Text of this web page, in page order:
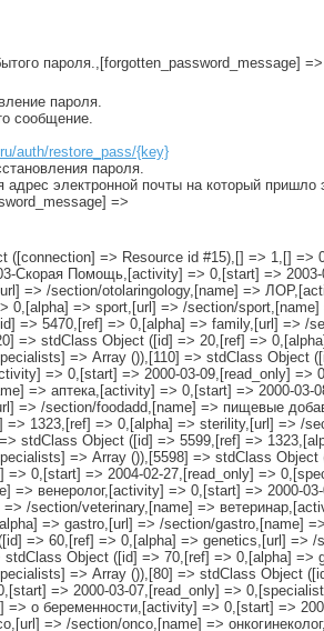
пароля.,[forgotten_password_message] =>
пароля.
сообщение.
auth/restore_pass/{key}
пароля.
электронной почты на который пришло
=>
=> stdClass Object ([id] => 80,[ref] => 0,[alpha] => gynecology,[url] => /section/gynecology,[name] => гинеколог,[activity] => 0,[start] => 2000-03-07,[read_only] => 0,[specialists] => Array ()),[1322] => stdClass Object ([id] => 1322,[ref] => 80,[alpha] => pregnancy,[url] => /section/pregnancy,[name] => о беременности,[activity] => 0,[start] => 2000-03-14,[read_only] => 0,[specialists] => Array ()),[5354] => stdClass Object ([id] => 5354,[ref] => 80,[alpha] => onco,[url] => /section/onco,[name] => онкогинеколог,[activity] => 0,[start] => 2000-11-28,[read_only] => 0,[specialists] => Array ()),[5485] => stdClass Object ([id] => 5485,[ref] => 80,[alpha] => contraception,[url] => /section/contraception,[name] => контрацепция,[activity] => 0,[start] => 2000-03-21,[read_only] => 0,[specialists] => Array ()),[90] => stdClass Object ([id] => 90,[ref] => 0,[alpha] => gomeo,[url] => /section/gomeo,[name] => гомеопат,[activity] => 0,[start] => 2000-04-25,[read_only] => 0,[specialists] => Array ()),[100] => stdClass Object ([id] => 100,[ref] => 0,[alpha] => dermatology,[url] => /section/dermatology,[name] => дерматолог,[activity] => 0,[start] => 2000-03-07,[read_only] => 0,[specialists] => Array ()),[1288] => stdClass Object ([id] => 1288,[ref] => 0,[alpha] => dietology,[url] => /section/dietology,[name] => диетолог,[activity] => 0,[start] => 2000-07-03,[read_only] => 0,[specialists] => Array ()),[120] => stdClass Object ([id] => 120,[ref] => 0,[alpha] => infection,[url] => /section/infection,[name] => инфекционист,[activity] => 0,[start] => 2000-03-07,[read_only] => 0,[specialists] => Array ()),[5613] => stdClass Object ([id] => 5613,[ref] => 120,[alpha] => spid,[url] => /section/spid,[name] => СПИД,[activity] => green,[start] => 2006-01-10,[read_only] => 0,[specialists] => Array ()),[5351] => stdClass Object ([id] => 5351,[ref] => 0,[alpha] => research,[url] => /section/research,[name] => лучевая диагностика,[activity] => 0,[start] => 2000-11-25,[read_only] => 0,[specialists] => Array ()),[5340] => stdClass Object ([id] => 5340,[ref] => 5351,[alpha] => histology,[url] => /section/histology,[name] => гистолог,[activity] => 0,[start] => 2000-11-16,[read_only] => 0,[specialists] => Array ()),[5601] => stdClass Object ([id] => 5601,[ref] => 0,[alpha] => invalidi,[url] => /section/invalidi,[name] => инвалиды,[activity] => 0,[start] => 2004-04-13,[read_only] => 0,[specialists] => Array ()),[140] => stdClass Object ([id] => 140,[ref] => 0,[alpha] => cardiology,[url] => /section/cardiology,[name] => кардиолог,[activity] => 0,[start] => 2000-03-08,[read_only] => 0,[specialists] => Array ()),[5600] => stdClass Object ([id] => 5600,[ref] => 0,[alpha] => kosmetika,[url] => /section/